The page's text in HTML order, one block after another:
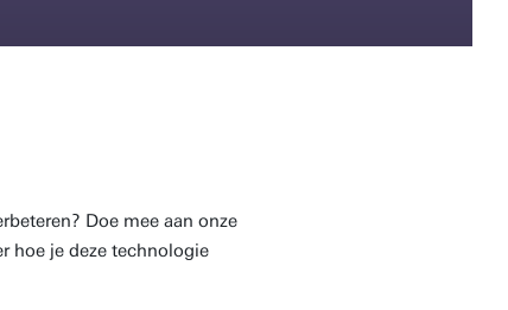
Doe mee aan onze
hoe je deze technologie